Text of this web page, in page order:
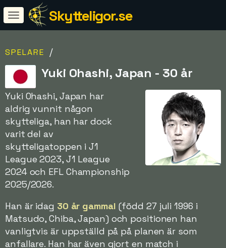
Skytteligor.se
SPELARE /
Yuki Ohashi, Japan - 30 år
Yuki Ohashi, Japan har
aldrig vunnit någon
skytteliga, han har dock
varit del av
skytteligatoppen i J1
League 2023, J1 League
2024 och EFL Championship
2025/2026.
Han är idag 30 år gammal (född 27 juli 1996 i
Matsudo, Chiba, Japan) och positionen han
vanligtvis är uppställd på på planen är som
anfallare. Han har även gjort en match i